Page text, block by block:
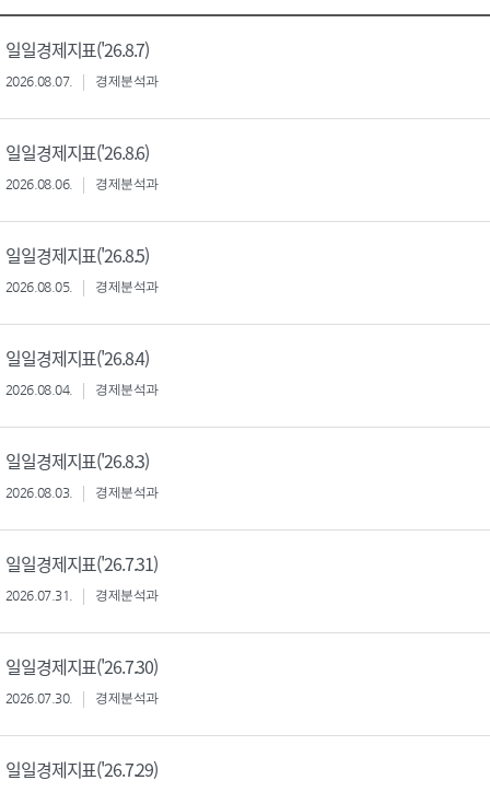
일일경제지표('26.8.7)
2026.08.07. 경제분석과
일일경제지표('26.8.6)
2026.08.06. 경제분석과
일일경제지표('26.8.5)
2026.08.05. 경제분석과
일일경제지표('26.8.4)
2026.08.04. 경제분석과
일일경제지표('26.8.3)
2026.08.03. 경제분석과
일일경제지표('26.7.31)
2026.07.31. 경제분석과
일일경제지표('26.7.30)
2026.07.30. 경제분석과
일일경제지표('26.7.29)